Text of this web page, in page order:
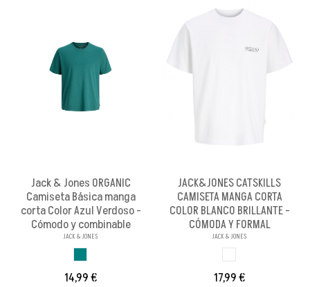
Jack & Jones ORGANIC
Camiseta Básica manga
corta Color Azul Verdoso -
Cómodo y combinable
JACK & JONES
14,99 €
JACK&JONES CATSKILLS
CAMISETA MANGA CORTA
COLOR BLANCO BRILLANTE -
CÓMODA Y FORMAL
JACK & JONES
17,99 €